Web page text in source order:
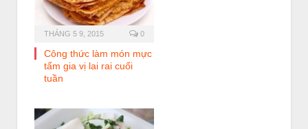
THÁNG 5 9, 2015 0
Công thức làm món mực
tẩm gia vị lai rai cuối
tuần